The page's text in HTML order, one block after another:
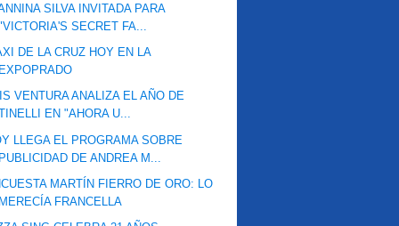
SILVA INVITADA PARA
SECRET FA...
DE LA CRUZ HOY EN LA
VENTURA ANALIZA EL AÑO DE
EN "AHORA U...
LLEGA EL PROGRAMA SOBRE
DE ANDREA M...
MARTÍN FIERRO DE ORO: LO
FRANCELLA